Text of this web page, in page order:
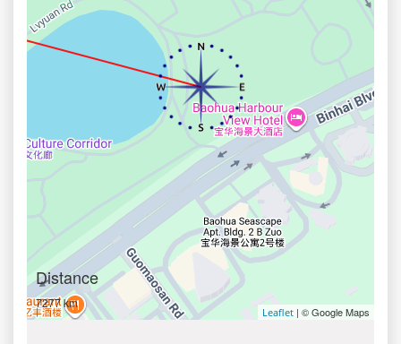
Distance
7277 km
Leaflet | © Google Maps